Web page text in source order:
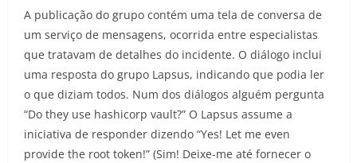
A publicação do grupo contém uma tela de conversa de
um serviço de mensagens, ocorrida entre especialistas
que tratavam de detalhes do incidente. O diálogo inclui
uma resposta do grupo Lapsus, indicando que podia ler
o que diziam todos. Num dos diálogos alguém pergunta
“Do they use hashicorp vault?” O Lapsus assume a
iniciativa de responder dizendo “Yes! Let me even
provide the root token!” (Sim! Deixe-me até fornecer o